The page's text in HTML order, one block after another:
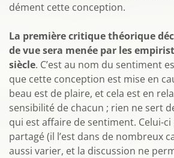
dément cette conception.
La première critique théorique
de vue sera menée par les
siècle. C’est au nom du sentiment
que cette conception est mise en
beau est de plaire, et cela est en
sensibilité de chacun ; rien ne sert
qui est affaire de sentiment. Celui-
partagé (il l’est dans de nombreux
aussi varier, et la discussion ne